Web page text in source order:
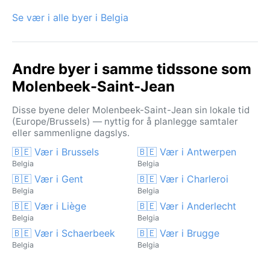
Se vær i alle byer i Belgia
Andre byer i samme tidssone som
Molenbeek-Saint-Jean
Disse byene deler Molenbeek-Saint-Jean sin lokale tid
(Europe/Brussels) — nyttig for å planlegge samtaler
eller sammenligne dagslys.
🇧🇪 Vær i Brussels
Belgia
🇧🇪 Vær i Antwerpen
Belgia
🇧🇪 Vær i Gent
Belgia
🇧🇪 Vær i Charleroi
Belgia
🇧🇪 Vær i Liège
Belgia
🇧🇪 Vær i Anderlecht
Belgia
🇧🇪 Vær i Schaerbeek
Belgia
🇧🇪 Vær i Brugge
Belgia